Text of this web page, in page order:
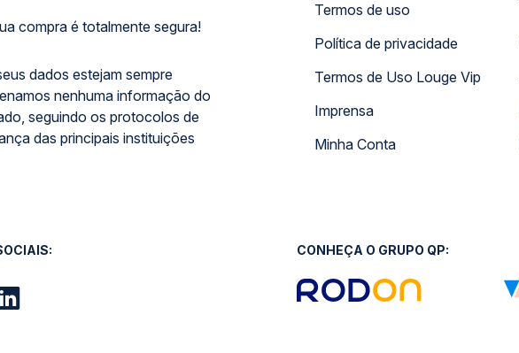
compra é totalmente segura!
dados estejam sempre
nenhuma informação do
seguindo os protocolos de
das principais instituições
Termos de uso
Política de privacidade
Termos de Uso Louge Vip
Imprensa
Minha Conta
CONHEÇA O GRUPO QP: